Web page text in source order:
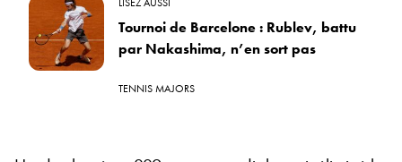
Tournoi de Barcelone : Rublev, battu
par Nakashima, n’en sort pas
TENNIS MAJORS